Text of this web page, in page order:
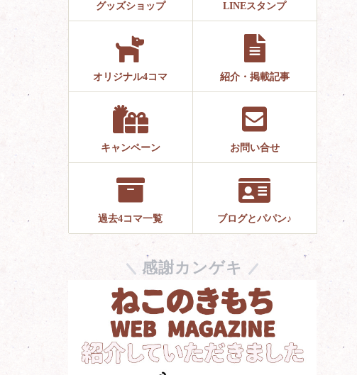
グッズショップ LINEスタンプ
オリジナル4コマ 紹介・掲載記事
キャンペーン お問い合せ
過去4コマ一覧 ブログとパパン♪
感謝カンゲキ